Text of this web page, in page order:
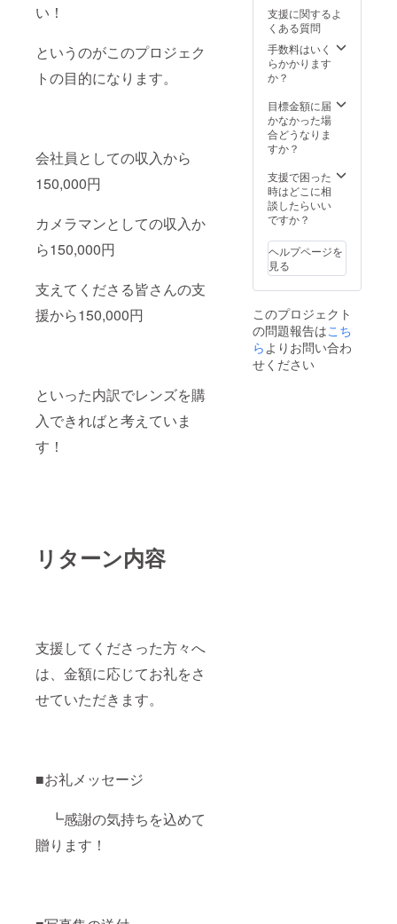
い！
というのがこのプロジェク
トの目的になります。
会社員としての収入から
150,000円
カメラマンとしての収入か
ら150,000円
支えてくださる皆さんの支
援から150,000円
といった内訳でレンズを購
入できればと考えていま
す！
リターン内容
支援してくださった方々へ
は、金額に応じてお礼をさ
せていただきます。
■お礼メッセージ
┗感謝の気持ちを込めて
贈ります！
メール
にてさ
せてい
ただき
ます。
外の会
場の場
合は、
交通費
担いた
だきま
す。
支援に関するよ
くある質問
手数料はいく
らかかります
か？
目標金額に届
かなかった場
合どうなりま
すか？
支援で困った
時はどこに相
談したらいい
ですか？
ヘルプページを
見る
このプロジェクト
の問題報告はこち
ら よりお問い合わ
せください